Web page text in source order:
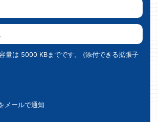
量は 5000 KBまでです。 (添付できる拡張子
メールで通知